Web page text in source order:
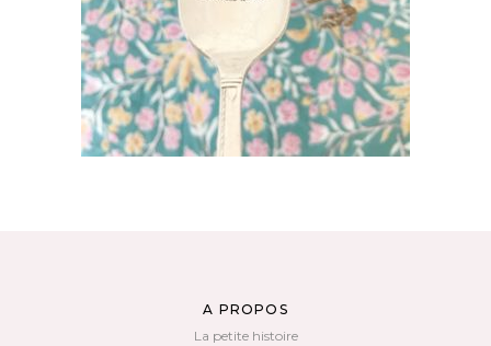
AJOUTER AU PANIER
A PROPOS
La petite histoire